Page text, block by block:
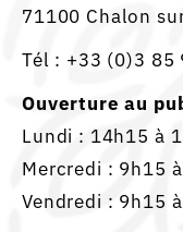
71100 Chalon
Tél : +33 (0)3 85
Ouverture au
Lundi : 14h15 à
Mercredi : 9h15
Vendredi : 9h15